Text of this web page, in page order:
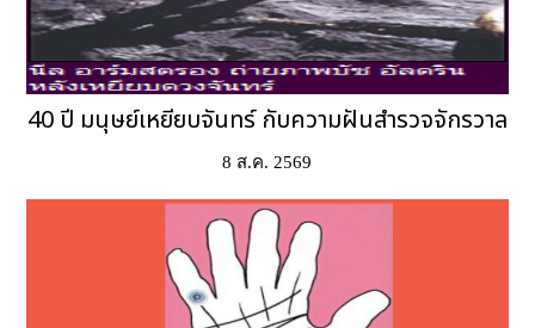
40 ปี มนุษย์เหยียบจันทร์ กับความฝันสำรวจจักรวาล
8 ส.ค. 2569